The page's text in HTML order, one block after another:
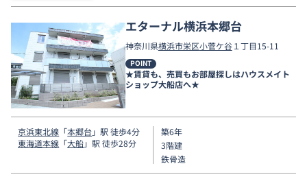
エターナル横浜本郷台
神奈川県横浜市栄区小菅ケ谷１丁目15-11
POINT
★賃貸も、売買もお部屋探しはハウスメイト
ショップ大船店へ★
京浜東北線 「本郷台」駅 徒歩4分
東海道本線 「大船」駅 徒歩28分
築6年
3階建
鉄骨造